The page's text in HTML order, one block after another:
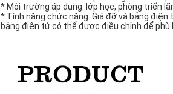
* Môi trường áp dụng: lớp học, phòng triển
* Tính năng chức năng: Giá đỡ và bảng
bảng điện tử có thể được điều chỉnh để